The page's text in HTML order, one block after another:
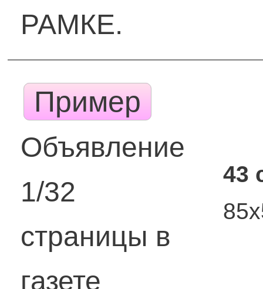
РАМКЕ.
Пример
Объявление
1/32
страницы в
газете
43